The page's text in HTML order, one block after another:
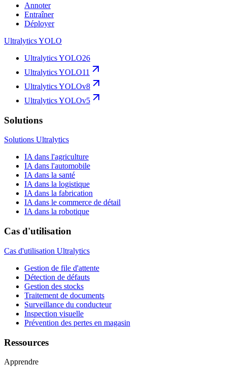
Annoter
Entraîner
Déployer
Ultralytics YOLO
Ultralytics YOLO26
Ultralytics YOLO11
Ultralytics YOLOv8
Ultralytics YOLOv5
Solutions
Solutions Ultralytics
IA dans l'agriculture
IA dans l'automobile
IA dans la santé
IA dans la logistique
IA dans la fabrication
IA dans le commerce de détail
IA dans la robotique
Cas d'utilisation
Cas d'utilisation Ultralytics
Gestion de file d'attente
Détection de défauts
Gestion des stocks
Traitement de documents
Surveillance du conducteur
Inspection visuelle
Prévention des pertes en magasin
Ressources
Apprendre